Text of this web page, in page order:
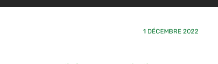
1 DÉCEMBRE 2022